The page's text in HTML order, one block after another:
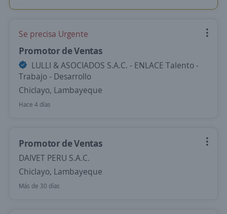
Se precisa Urgente
Promotor de Ventas
LULLI & ASOCIADOS S.A.C. - ENLACE Talento -
Trabajo - Desarrollo
Chiclayo, Lambayeque
Hace 4 días
Promotor de Ventas
DAIVET PERU S.A.C.
Chiclayo, Lambayeque
Más de 30 días